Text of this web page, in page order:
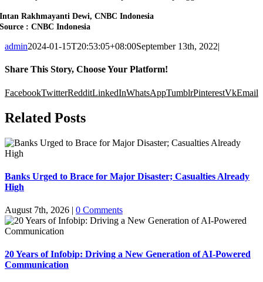
Intan Rakhmayanti Dewi, CNBC Indonesia
Source : CNBC Indonesia
admin2024-01-15T20:53:05+08:00September 13th, 2022|
Share This Story, Choose Your Platform!
FacebookTwitterRedditLinkedInWhatsAppTumblrPinterestVkEmail
Related Posts
Banks Urged to Brace for Major Disaster; Casualties Already
High
August 7th, 2026 | 0 Comments
20 Years of Infobip: Driving a New Generation of AI-Powered
Communication